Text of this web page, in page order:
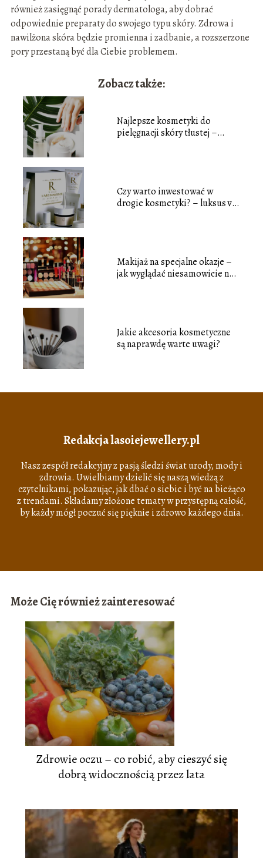
również zasięgnąć porady dermatologa, aby dobrać
odpowiednie preparaty do swojego typu skóry. Zdrowa i
nawilżona skóra będzie promienna i zadbanie, a rozszerzone
pory przestaną być dla Ciebie problemem.
Zobacz także:
Najlepsze kosmetyki do
pielęgnacji skóry tłustej –
Czy warto inwestować w
drogie kosmetyki? – luksus vs.
Makijaż na specjalne okazje –
jak wyglądać niesamowicie na
Jakie akcesoria kosmetyczne
są naprawdę warte uwagi?
Redakcja lasoiejewellery.pl
Nasz zespół redakcyjny z pasją śledzi świat urody, mody i
zdrowia. Uwielbiamy dzielić się naszą wiedzą z
czytelnikami, pokazując, jak dbać o siebie i być na bieżąco
z trendami. Składamy złożone tematy w przystępną całość,
by każdy mógł poczuć się pięknie i zdrowo każdego dnia.
Może Cię również zainteresować
Zdrowie oczu – co robić, aby cieszyć się
dobrą widocznością przez lata